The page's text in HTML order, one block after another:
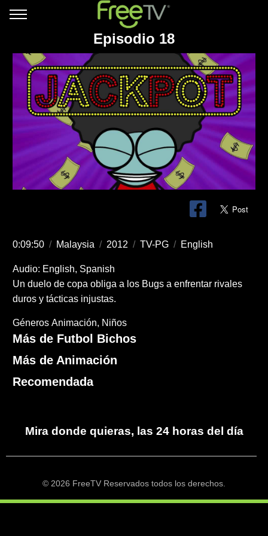
Episodio 18
0:09:50 / Malaysia / 2012 / TV-PG / English
Audio: English, Spanish
Un duelo de copa obliga a los Bugs a enfrentar rivales
duros y tácticas injustas.
Géneros Animación Niños
Más de Futbol Bichos
Más de Animación
Recomendada
Mira donde quieras, las 24 horas del día
© 2026 FreeTV Reservados todos los derechos.